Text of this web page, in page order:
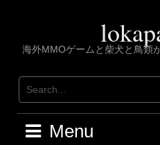
海外MMOゲームと柴犬と鳥類
Menu